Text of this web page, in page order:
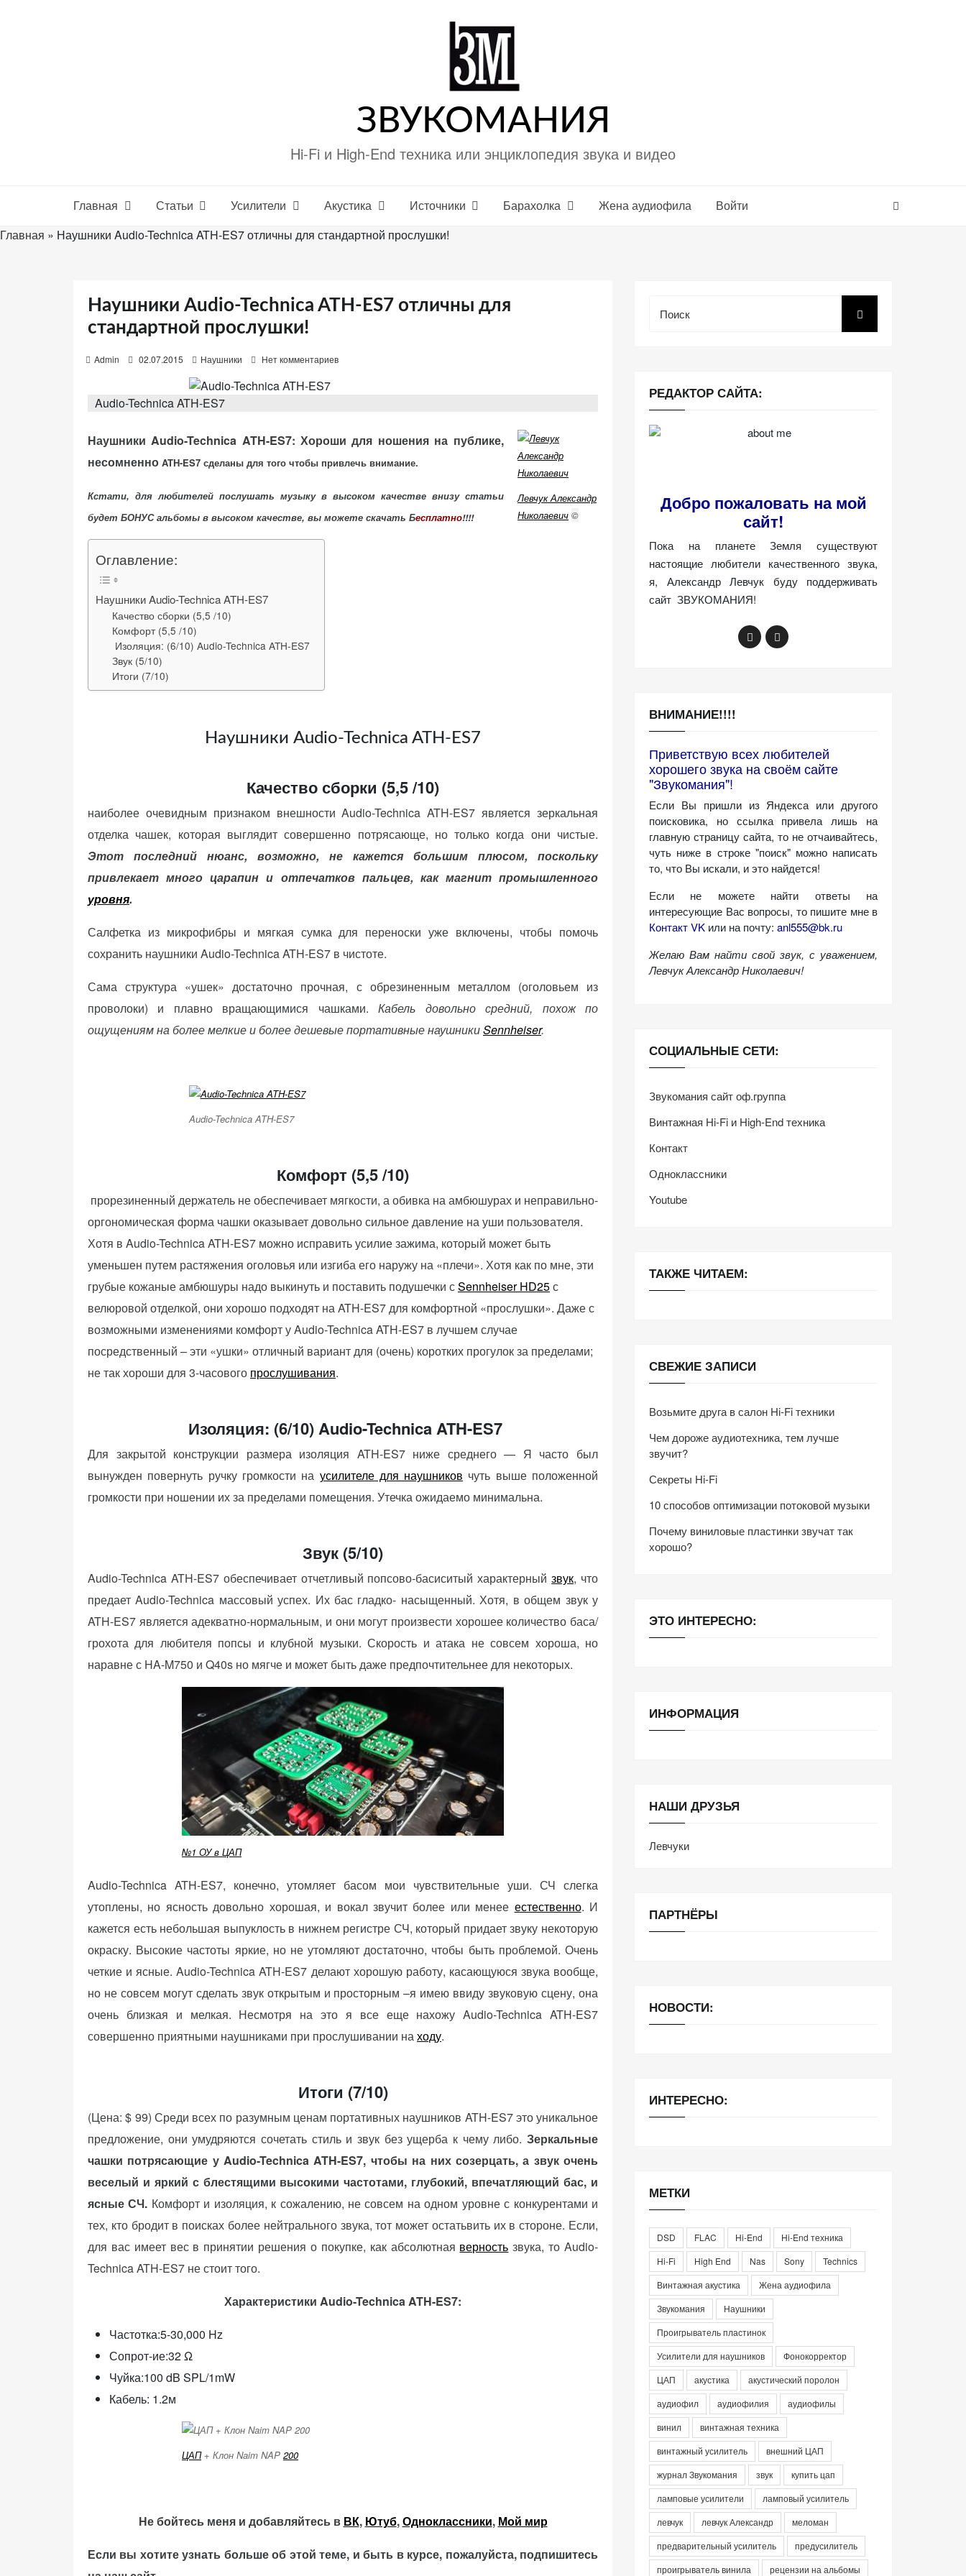
ЗВУКОМАНИЯ
Hi-Fi и High-End техника или энциклопедия звука и видео
Главная Статьи Усилители Акустика Источники Барахолка Жена аудиофила
Войти
Главная » Наушники Audio-Technica ATH-ES7 отличны для стандартной прослушки!
Наушники Audio-Technica ATH-ES7 отличны для
стандартной прослушки!
Admin
t
e
o
n
02.07.2015 Наушники Нет комментариев
Audio-Technica ATH-ES7
Левчук Александр
Николаевич ©
Наушники Audio-Technica ATH-ES7: Хороши для ношения на публике,
несомненно ATH-ES7 сделаны для того чтобы привлечь внимание.
Кстати, для любителей послушать музыку в высоком качестве внизу статьи
будет БОНУС альбомы в высоком качестве, вы можете скачать Бесплатно!!!!
Оглавление:
Наушники Audio-Technica ATH-ES7
Качество сборки (5,5 /10)
Комфорт (5,5 /10)
Изоляция: (6/10) Audio-Technica ATH-ES7
Звук (5/10)
Итоги (7/10)
Наушники Audio-Technica ATH-ES7
Качество сборки (5,5 /10)
наиболее очевидным признаком внешности Audio-Technica ATH-ES7 является зеркальная
отделка чашек, которая выглядит совершенно потрясающе, но только когда они чистые.
Этот последний нюанс, возможно, не кажется большим плюсом, поскольку
привлекает много царапин и отпечатков пальцев, как магнит промышленного
уровня.
Салфетка из микрофибры и мягкая сумка для переноски уже включены, чтобы помочь
сохранить наушники Audio-Technica ATH-ES7 в чистоте.
Сама структура «ушек» достаточно прочная, с обрезиненным металлом (оголовьем из
проволоки) и плавно вращающимися чашками.Кабель довольно средний, похож по
ощущениям на более мелкие и более дешевые портативные наушникиSennheiser.
Audio-Technica ATH-ES7
Комфорт (5,5 /10)
прорезиненный держатель не обеспечивает мягкости, а обивка на амбюшурах и неправильно-
оргономическая форма чашки оказывает довольно сильное давление на уши пользователя.
Хотя в Audio-Technica ATH-ES7 можно исправить усилие зажима, который может быть
уменьшен путем растяжения оголовья или изгиба его наружу на «плечи». Хотя как по мне, эти
грубые кожаные амбюшуры надо выкинуть и поставить подушечки сSennheiser HD25с
велюровой отделкой, они хорошо подходят на ATH-ES7 для комфортной «прослушки». Даже с
возможными изменениями комфорт у Audio-Technica ATH-ES7 в лучшем случае
посредственный – эти «ушки» отличный вариант для (очень) коротких прогулок за пределами;
не так хороши для 3-часового прослушивания.
Изоляция: (6/10) Audio-Technica ATH-ES7
Для закрытой конструкции размера изоляция ATH-ES7 ниже среднего — Я часто был
вынужден повернуть ручку громкости на усилителе для наушников чуть выше положенной
громкости при ношении их за пределами помещения. Утечка ожидаемо минимальна.
Звук (5/10)
Audio-Technica ATH-ES7 обеспечивает отчетливый попсово-басиситый характерныйзвук, что
предает Audio-Technica массовый успех. Их бас гладко- насыщенный. Хотя, в общем звук у
ATH-ES7 является адекватно-нормальным, и они могут произвести хорошее количество баса/
грохота для любителя попсы и клубной музыки. Скорость и атака не совсем хороша, но
наравне с HA-M750 и Q40s но мягче и может быть даже предпочтительнее для некоторых.
№1 ОУ в ЦАП
Audio-Technica ATH-ES7, конечно, утомляет басом мои чувствительные уши. СЧ слегка
утоплены, но ясность довольно хорошая, и вокал звучит более или менее естественно. И
кажется есть небольшая выпуклость в нижнем регистре СЧ, который придает звуку некоторую
окраску. Высокие частоты яркие, но не утомляют достаточно, чтобы быть проблемой. Очень
четкие и ясные. Audio-Technica ATH-ES7 делают хорошую работу, касающуюся звука вообще,
но не совсем могут сделать звук открытым и просторным –я имею ввиду звуковую сцену, она
очень близкая и мелкая. Несмотря на это я все еще нахожу Audio-Technica ATH-ES7
совершенно приятными наушниками при прослушивании находу.
Итоги (7/10)
(Цена: $ 99) Среди всех по разумным ценам портативных наушников ATH-ES7 это уникальное
предложение, они умудряются сочетать стиль и звук без ущерба к чему либо. Зеркальные
чашки потрясающие у Audio-Technica ATH-ES7, чтобы на них созерцать, а звук очень
веселый и яркий с блестящими высокими частотами, глубокий, впечатляющий бас, и
ясные СЧ. Комфорт и изоляция, к сожалению, не совсем на одном уровне с конкурентами и
тех, кто бродит в поисках более нейтрального звука, тот может остатьвить их в стороне. Если,
для вас имеет вес в принятии решения о покупке, как абсолютная верность звука, то Audio-
Technica ATH-ES7 не стоит того.
Характеристики Audio-Technica ATH-ES7:
Частотка:5-30,000 Hz
Сопрот-ие:32 Ω
Чуйка:100 dB SPL/1mW
Кабель: 1.2м
ЦАП+ Клон Naim NAP 200
Не бойтесь меня и добавляйтесь в ВК, Ютуб,Одноклассники, Мой мир
Если вы хотите узнать больше об этой теме, и быть в курсе, пожалуйста, подпишитесь
РЕДАКТОР САЙТА:
Добро пожаловать на мой
сайт!
Пока на планете Земля существуют
настоящие любители качественного звука,
я, Александр Левчук буду поддерживать
сайт ЗВУКОМАНИЯ!
ВНИМАНИЕ!!!!
Приветствую всех любителей
хорошего звука на своём сайте
"Звукомания"!
Если Вы пришли из Яндекса или другого
поисковика, но ссылка привела лишь на
главную страницу сайта, то не отчаивайтесь,
чуть ниже в строке "поиск" можно написать
то, что Вы искали, и это найдется!
Если не можете найти ответы на
интересующие Вас вопросы, то пишите мне в
Контакт VK или на почту: anl555@bk.ru
Желаю Вам найти свой звук, с уважением,
Левчук Александр Николаевич!
СОЦИАЛЬНЫЕ СЕТИ:
Звукомания сайт оф.группа
Винтажная Hi-Fi и High-End техника
Контакт
Одноклассники
Youtube
ТАКЖЕ ЧИТАЕМ:
СВЕЖИЕ ЗАПИСИ
Возьмите друга в салон Hi-Fi техники
Чем дороже аудиотехника, тем лучше
звучит?
Секреты Hi-Fi
10 способов оптимизации потоковой музыки
Почему виниловые пластинки звучат так
хорошо?
ЭТО ИНТЕРЕСНО:
ИНФОРМАЦИЯ
НАШИ ДРУЗЬЯ
Левчуки
ПАРТНЁРЫ
НОВОСТИ:
ИНТЕРЕСНО:
МЕТКИ
DSD FLAC Hi-End
Hi-End техника
Hi-Fi
High End Nas Sony
Technics
Винтажная акустика
Жена аудиофила
Звукомания
Наушники
Проигрыватель пластинок
Усилители для наушников
Фонокорректор
ЦАП
акустика
акустический поролон
аудиофил
аудиофилия
аудиофилы
винил
винтажная техника
винтажный усилитель
внешний ЦАП
журнал Звукомания
звук
купить цап
ламповые усилители
ламповый усилитель
левчук
левчук Александр
меломан
предварительный усилитель
предусилитель
проигрыватель винила
рецензии на альбомы
Обязательные
(технические)
Необходимы для
работы сайта.
авторизацию. Они
функции веб-сайта
посещаемость
Анонимно, без
персональных
посещении нашего
сайта, вы повышаете
персонализированного
предложений.